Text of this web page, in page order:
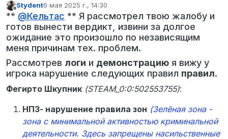
Не в сети
Stydent6 мая 2025 г., 14:30
отредактировано
** @Кельтас ** Я рассмотрел твою жалобу и
готов вынести вердикт, извини за долгое
ожидание это произошло по независящим
меня причинам тех. проблем.
Рассмотрев логи и демонстрацию я вижу у
игрока нарушение следующих правил правил.
Фегирто Шкупник (STEAM_0:0:502553755):
НПЗ- нарушение правила зон (Зелёная зона -
зона с минимальной активностью криминальной
деятельности. Здесь запрещены насильственные